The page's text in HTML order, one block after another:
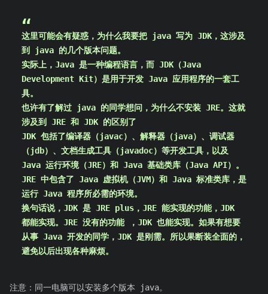
这里可能会有疑惑，为什么我要把 java 写为 JDK，这涉及
到 java 的几个版本问题。
实际上，Java 是一种编程语言，而 JDK（Java
Development Kit）是用于开发 Java 应用程序的一套工
具。
也许有了解过 java 的同学想问，为什么不安装 JRE。这就
涉及到 JRE 和 JDK 的区别了
JDK 包括了编译器（javac）、解释器（java）、调试器
（jdb）、文档生成工具（javadoc）等开发工具，以及
Java 运行环境（JRE）和 Java 基础类库（Java API）。
JRE 中包含了 Java 虚拟机（JVM）和 Java 标准类库，是
运行 Java 程序所必需的环境。
换句话说，JDK 是 JRE plus，JRE 能实现的功能，JDK
都能实现。JRE 没有的功能 ，JDK 也能实现。如果有想要
从事 Java 开发的同学，JDK 是刚需。所以果断装全面的，
避免以后出现各种麻烦。
注意：同一电脑可以安装多个版本 java。